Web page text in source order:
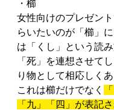
・櫛
女性向けのプレゼン
らいたいのが「櫛」
は「くし」という読み
「死」を連想させて
り物として相応しくあ
これは櫛だけでなく
「九」「四」が表記